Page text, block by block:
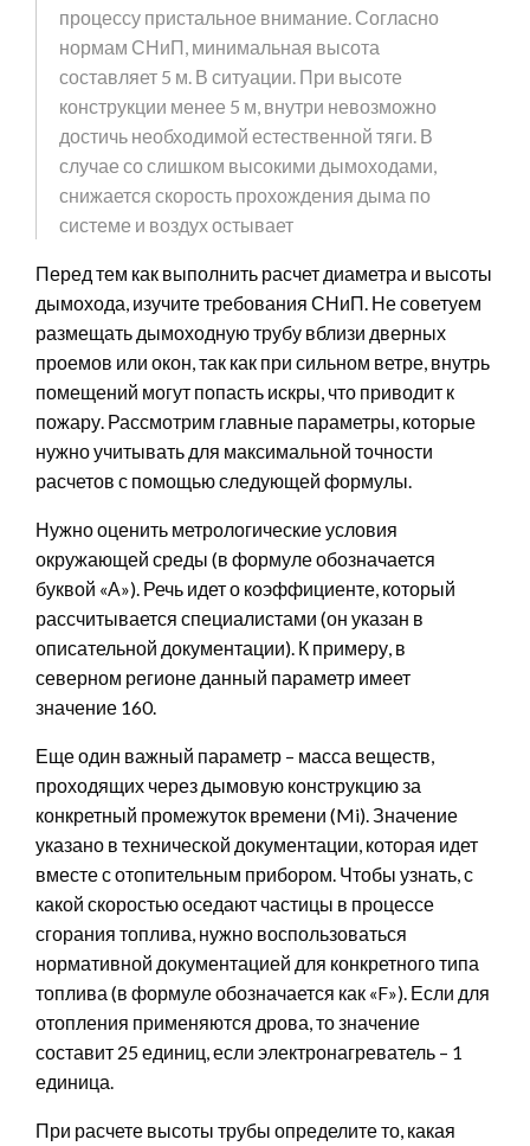
процессу пристальное внимание. Согласно
нормам СНиП, минимальная высота
составляет 5 м. В ситуации. При высоте
конструкции менее 5 м, внутри невозможно
достичь необходимой естественной тяги. В
случае со слишком высокими дымоходами,
снижается скорость прохождения дыма по
системе и воздух остывает
Перед тем как выполнить расчет диаметра и высоты
дымохода, изучите требования СНиП. Не советуем
размещать дымоходную трубу вблизи дверных
проемов или окон, так как при сильном ветре, внутрь
помещений могут попасть искры, что приводит к
пожару. Рассмотрим главные параметры, которые
нужно учитывать для максимальной точности
расчетов с помощью следующей формулы.
Нужно оценить метрологические условия
окружающей среды (в формуле обозначается
буквой «А»). Речь идет о коэффициенте, который
рассчитывается специалистами (он указан в
описательной документации). К примеру, в
северном регионе данный параметр имеет
значение 160.
Еще один важный параметр – масса веществ,
проходящих через дымовую конструкцию за
конкретный промежуток времени (Mi). Значение
указано в технической документации, которая идет
вместе с отопительным прибором. Чтобы узнать, с
какой скоростью оседают частицы в процессе
сгорания топлива, нужно воспользоваться
нормативной документацией для конкретного типа
топлива (в формуле обозначается как «F»). Если для
отопления применяются дрова, то значение
составит 25 единиц, если электронагреватель – 1
единица.
При расчете высоты трубы определите то, какая